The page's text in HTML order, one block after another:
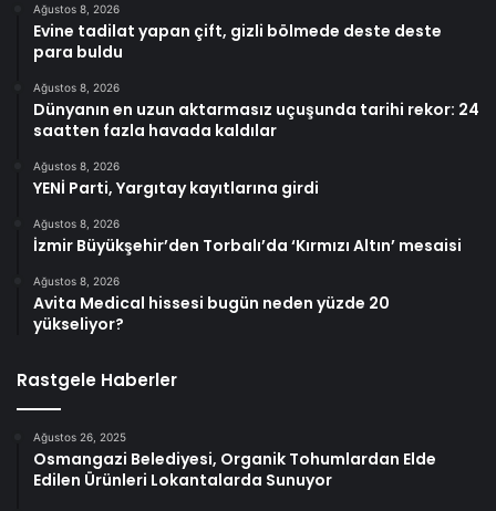
Ağustos 8, 2026
Evine tadilat yapan çift, gizli bölmede deste deste
para buldu
Ağustos 8, 2026
Dünyanın en uzun aktarmasız uçuşunda tarihi rekor: 24
saatten fazla havada kaldılar
Ağustos 8, 2026
YENİ Parti, Yargıtay kayıtlarına girdi
Ağustos 8, 2026
İzmir Büyükşehir’den Torbalı’da ‘Kırmızı Altın’ mesaisi
Ağustos 8, 2026
Avita Medical hissesi bugün neden yüzde 20
yükseliyor?
Rastgele Haberler
Ağustos 26, 2025
Osmangazi Belediyesi, Organik Tohumlardan Elde
Edilen Ürünleri Lokantalarda Sunuyor